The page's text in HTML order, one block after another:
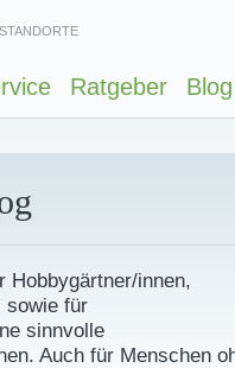
STANDORTE
Ratgeber Blog
Hobbygärtner/innen,
sowie für
sinnvolle
Auch für Menschen